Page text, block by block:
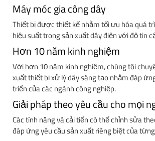
Máy móc gia công dây
Thiết bị được thiết kế nhằm tối ưu hóa quá
hiệu suất trong sản xuất dây điện với độ tin
Hơn 10 năm kinh nghiệm
Với hơn 10 năm kinh nghiệm, chúng tôi
xuất thiết bị xử lý dây sáng tạo nhằm đáp
triển của các ngành công nghiệp.
Giải pháp theo yêu cầu cho mọi
Các tính năng và cải tiến có thể chỉnh sửa
đáp ứng yêu cầu sản xuất riêng biệt của